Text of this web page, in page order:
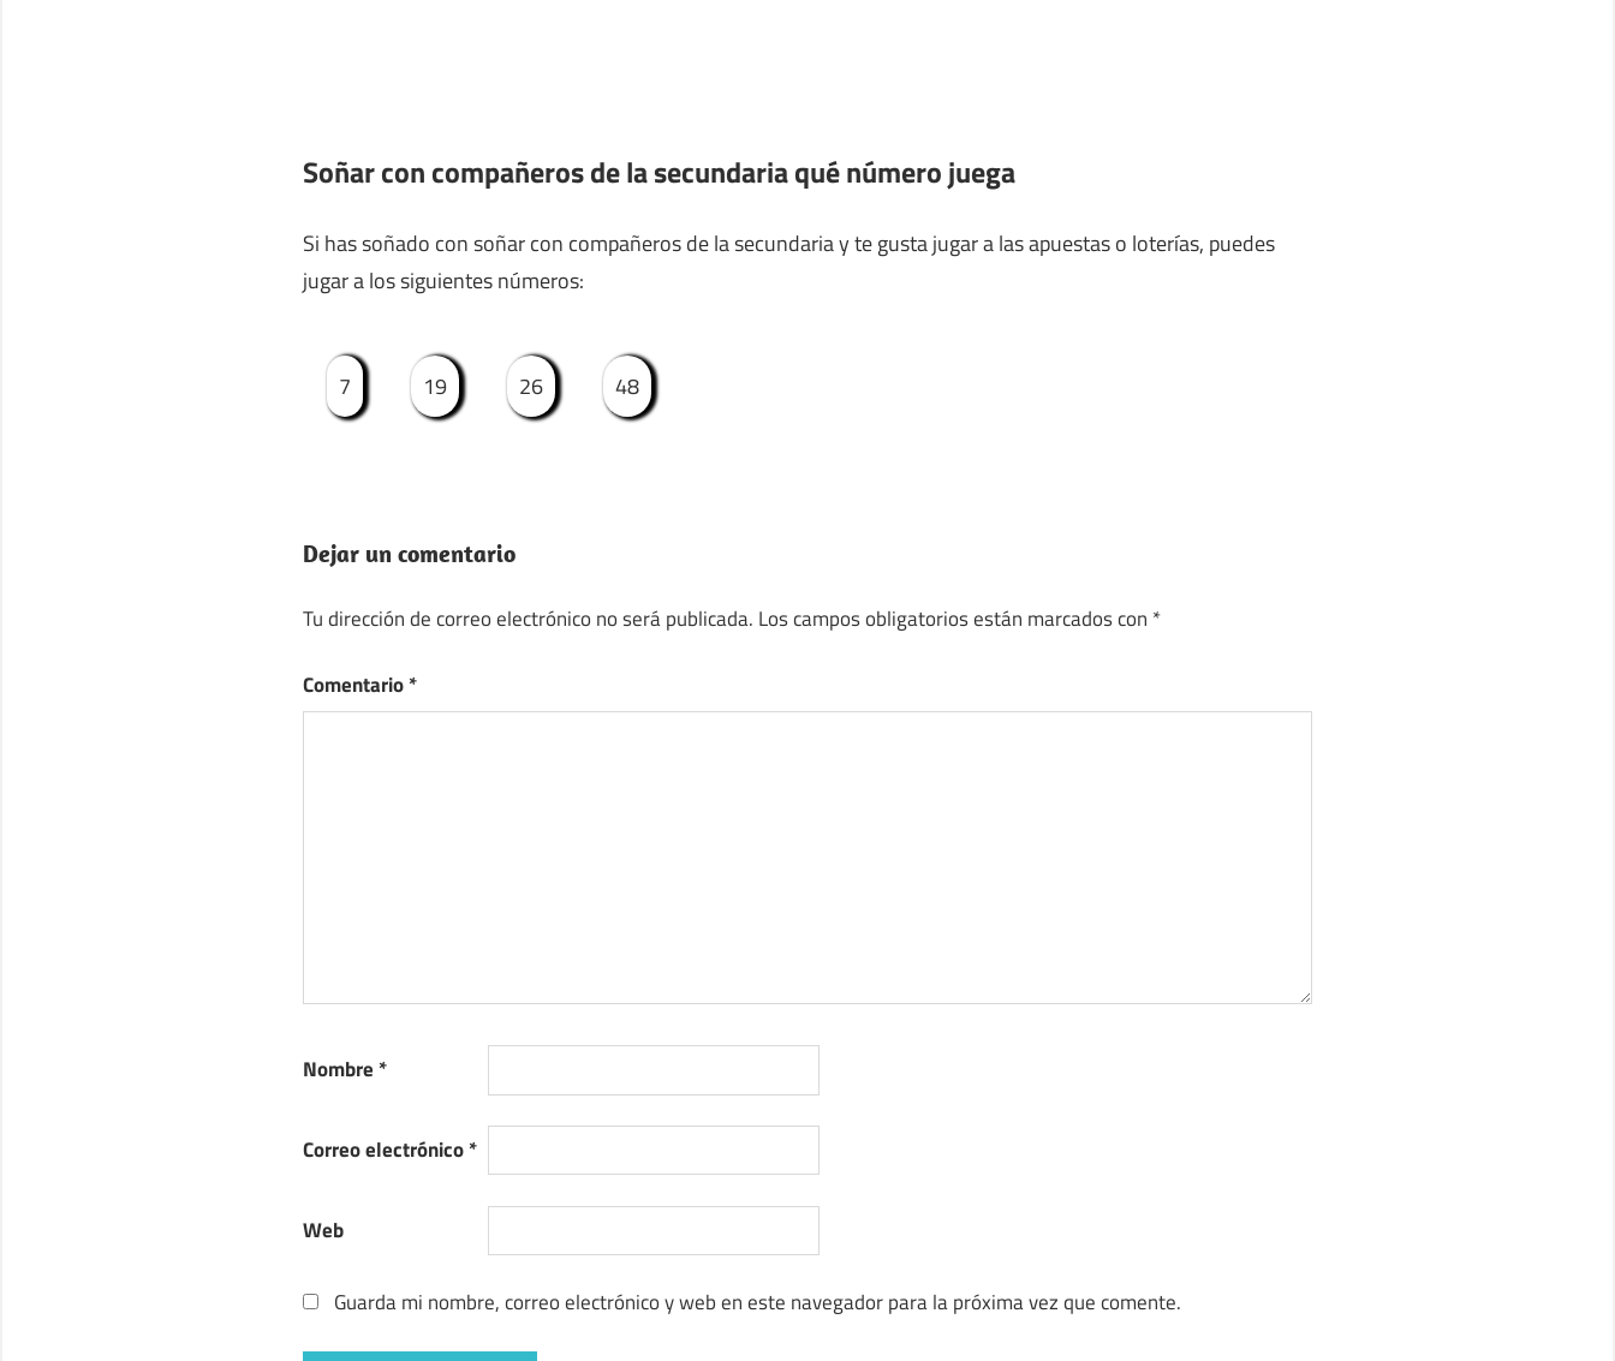
Soñar con compañeros de la secundaria qué número juega
Si has soñado con soñar con compañeros de la secundaria y te gusta jugar a las apuestas o loterías, puedes
jugar a los siguientes números:
7 19 26 48
Dejar un comentario
Tu dirección de correo electrónico no será publicada. Los campos obligatorios están marcados con *
Comentario*
Nombre *
Correo electrónico*
Web
Guarda mi nombre, correo electrónico y web en este navegador para la próxima vez que comente.